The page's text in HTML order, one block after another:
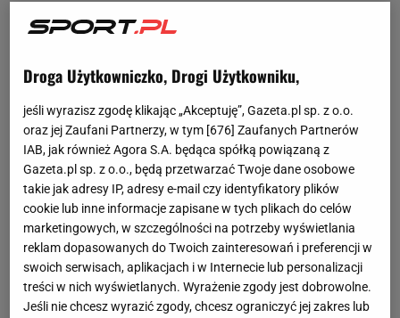
Droga Użytkowniczko, Drogi Użytkowniku,
jeśli wyrazisz zgodę klikając „Akceptuję”, Gazeta.pl sp. z o.o.
oraz jej Zaufani Partnerzy, w tym [676] Zaufanych Partnerów
IAB, jak również Agora S.A. będąca spółką powiązaną z
Gazeta.pl sp. z o.o., będą przetwarzać Twoje dane osobowe
takie jak adresy IP, adresy e-mail czy identyfikatory plików
cookie lub inne informacje zapisane w tych plikach do celów
marketingowych, w szczególności na potrzeby wyświetlania
reklam dopasowanych do Twoich zainteresowań i preferencji w
swoich serwisach, aplikacjach i w Internecie lub personalizacji
treści w nich wyświetlanych. Wyrażenie zgody jest dobrowolne.
Jeśli nie chcesz wyrazić zgody, chcesz ograniczyć jej zakres lub